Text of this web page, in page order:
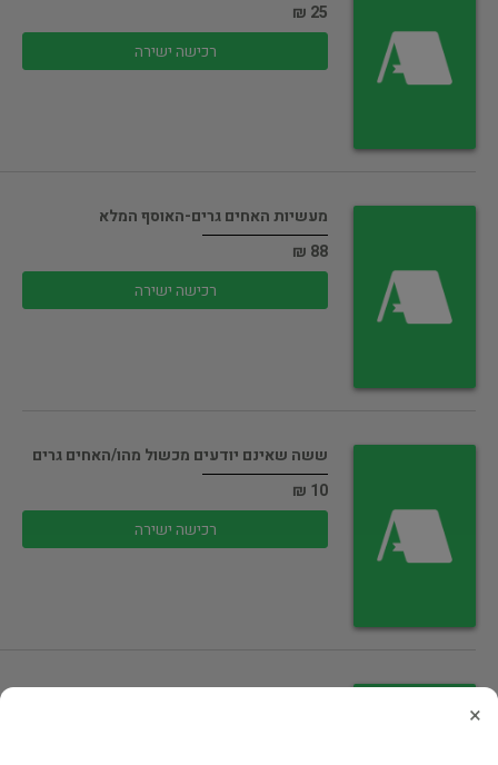
25 ₪
רכישה ישירה
מעשיות האחים גרים-האוסף המלא
88 ₪
רכישה ישירה
ששה שאינם יודעים מכשול מהו/האחים גרים
10 ₪
רכישה ישירה
עולם האגדות/האחים גרים
×